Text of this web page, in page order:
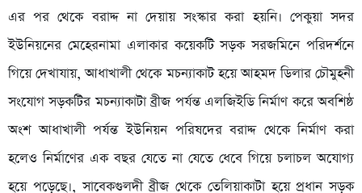
এর পর থেকে বরাদ্দ না দেয়ায় সংস্কার করা হয়নি। পেকুয়া সদর
ইউনিয়নের মেহেরনামা এলাকার কয়েকটি সড়ক সরজমিনে পরিদর্শনে
গিয়ে দেখাযায়, আধাখালী থেকে মচন্যাকাট হয়ে আহমদ ডিলার চৌমুহনী
সংযোগ সড়কটির মচন্যাকাটা ব্রীজ পর্যন্ত এলজিইডি নির্মাণ করে অবশিষ্ঠ
অংশ আধাখালী পর্যন্ত ইউনিয়ন পরিষদের বরাদ্দ থেকে নির্মাণ করা
হলেও নির্মাণের এক বছর যেতে না যেতে ধেবে গিয়ে চলাচল অযোগ্য
হয়ে পড়েছে।, সাবেকগুলদী ব্রীজ থেকে তেলিয়াকাটা হয়ে প্রধান সড়ক